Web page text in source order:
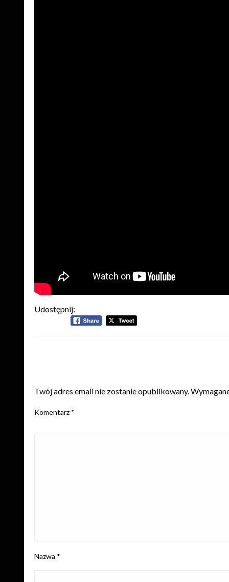
Udostępnij:
Twój adres email nie zostanie opublikowany.
Komentarz *
Nazwa *